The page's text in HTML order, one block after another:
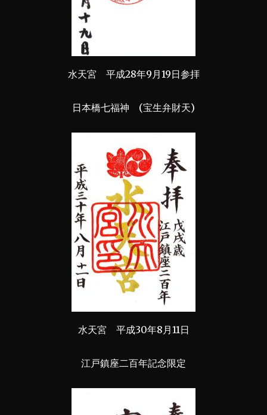
水天宮 平成28年9月19日参拝
日本橋七福神 (宝生弁財天)
水天宮 平成30年8月11日
江戸鎮座二百年記念限定